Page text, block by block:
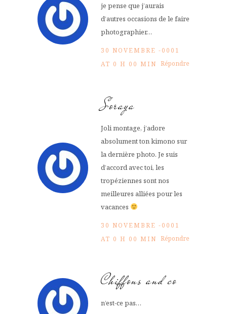
je pense que j’aurais
d’autres occasions de le faire
photographier…
30 NOVEMBRE -0001
AT 0 H 00 MIN Répondre
Soraya
Joli montage, j’adore
absolument ton kimono sur
la dernière photo. Je suis
d’accord avec toi, les
tropéziennes sont nos
meilleures alliées pour les
vacances
30 NOVEMBRE -0001
AT 0 H 00 MIN Répondre
Chiffons and co
n’est-ce pas…